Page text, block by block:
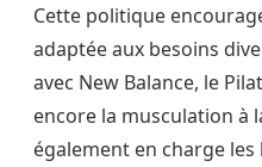
Cette politique
adaptée aux besoins
avec New Balance, le
encore la musculation à
également en charge